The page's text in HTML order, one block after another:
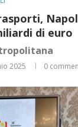
di euro
2025 0